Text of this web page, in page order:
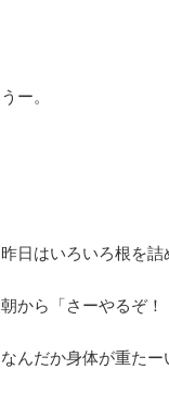
うー。
昨日はいろいろ根を詰
朝から「さーやるぞ！
なんだか身体が重たー